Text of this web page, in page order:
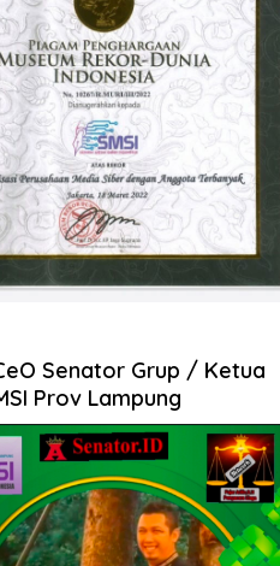
Senator Grup / Ketua
Prov Lampung